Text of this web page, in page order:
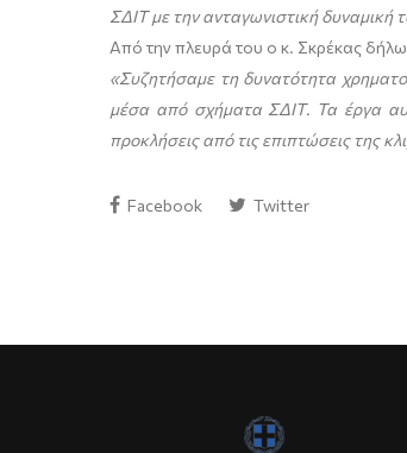
ΣΔΙΤ με την ανταγωνιστική δυναμική
Από την πλευρά του ο κ. Σκρέκας
«Συζητήσαμε τη δυνατότητα
μέσα από σχήματα ΣΔΙΤ. Τα έργα
προκλήσεις από τις επιπτώσεις της
Facebook Twitter